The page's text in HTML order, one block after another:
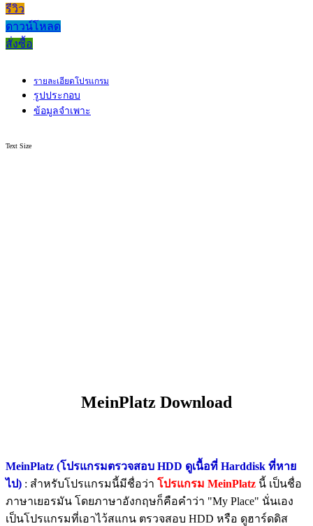
รีวิว
ดาวน์โหลด
สั่งซื้อ
รายละเอียดโปรแกรม
รูปประกอบ
ข้อมูลจำเพาะ
Text Size
MeinPlatz Download
MeinPlatz (โปรแกรมตรวจสอบ HDD ดูเนื้อที่ Harddisk ที่หาย
ไป) : สำหรับโปรแกรมนี้มีชื่อว่า โปรแกรม MeinPlatz นี้ เป็นชื่อ
ภาษาเยอรมัน โดยภาษาอังกฤษก็คือคำว่า "My Place" นั่นเอง
เป็นโปรแกรมที่เอาไว้สแกน ตรวจสอบ HDD หรือ ดูฮาร์ดดิส